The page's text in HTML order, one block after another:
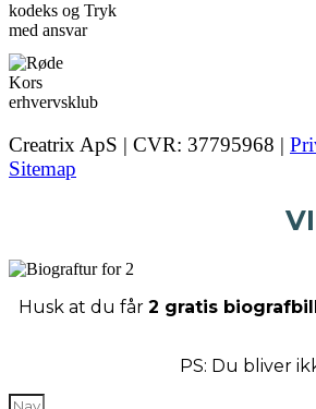
Creatrix ApS | CVR: 37795968 |
Sitemap
Husk at du får 2 gratis
PS: Du bliver